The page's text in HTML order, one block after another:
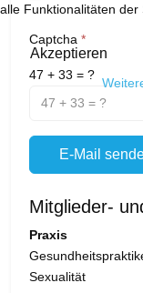
Captcha *
47 + 33 = ?
E-Mail
Mitglieder-
Praxis
Sexualität
alle Funktionalitäten der
Akzeptieren